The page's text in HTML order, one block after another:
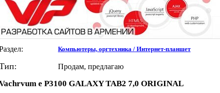
Компьютеры, оргтехника / Интернет-планшет
Продам, предлагаю
e P3100 GALAXY TAB2 7,0 ORIGINAL